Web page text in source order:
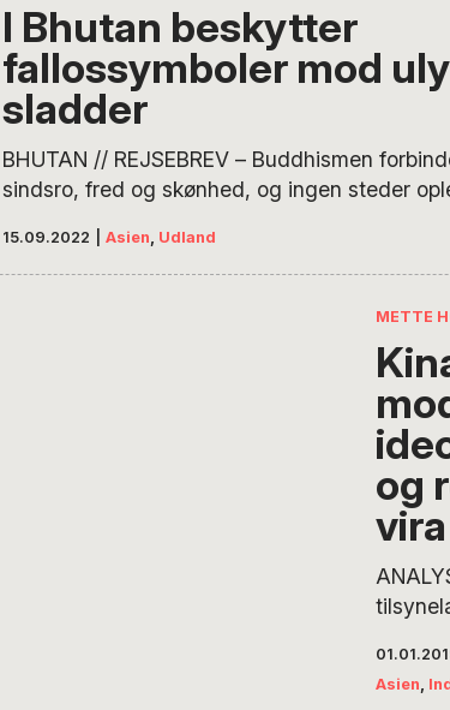
Lene
der
og
I Bhutan beskytter
fallossymboler mod
sladder
BHUTAN // REJSEBREV – Buddhismen
sindsro, fred og skønhed, og ingen steder
Bhutan. Men i det fjerntliggende
det ikke kun den fantastiske natur, der
LHAKHANG – En af Bhutans mest populære
15.09.2022 Asien, Udland
METTE
og
vira
og
Asien